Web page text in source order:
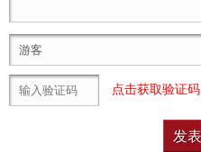
点击获取验证码